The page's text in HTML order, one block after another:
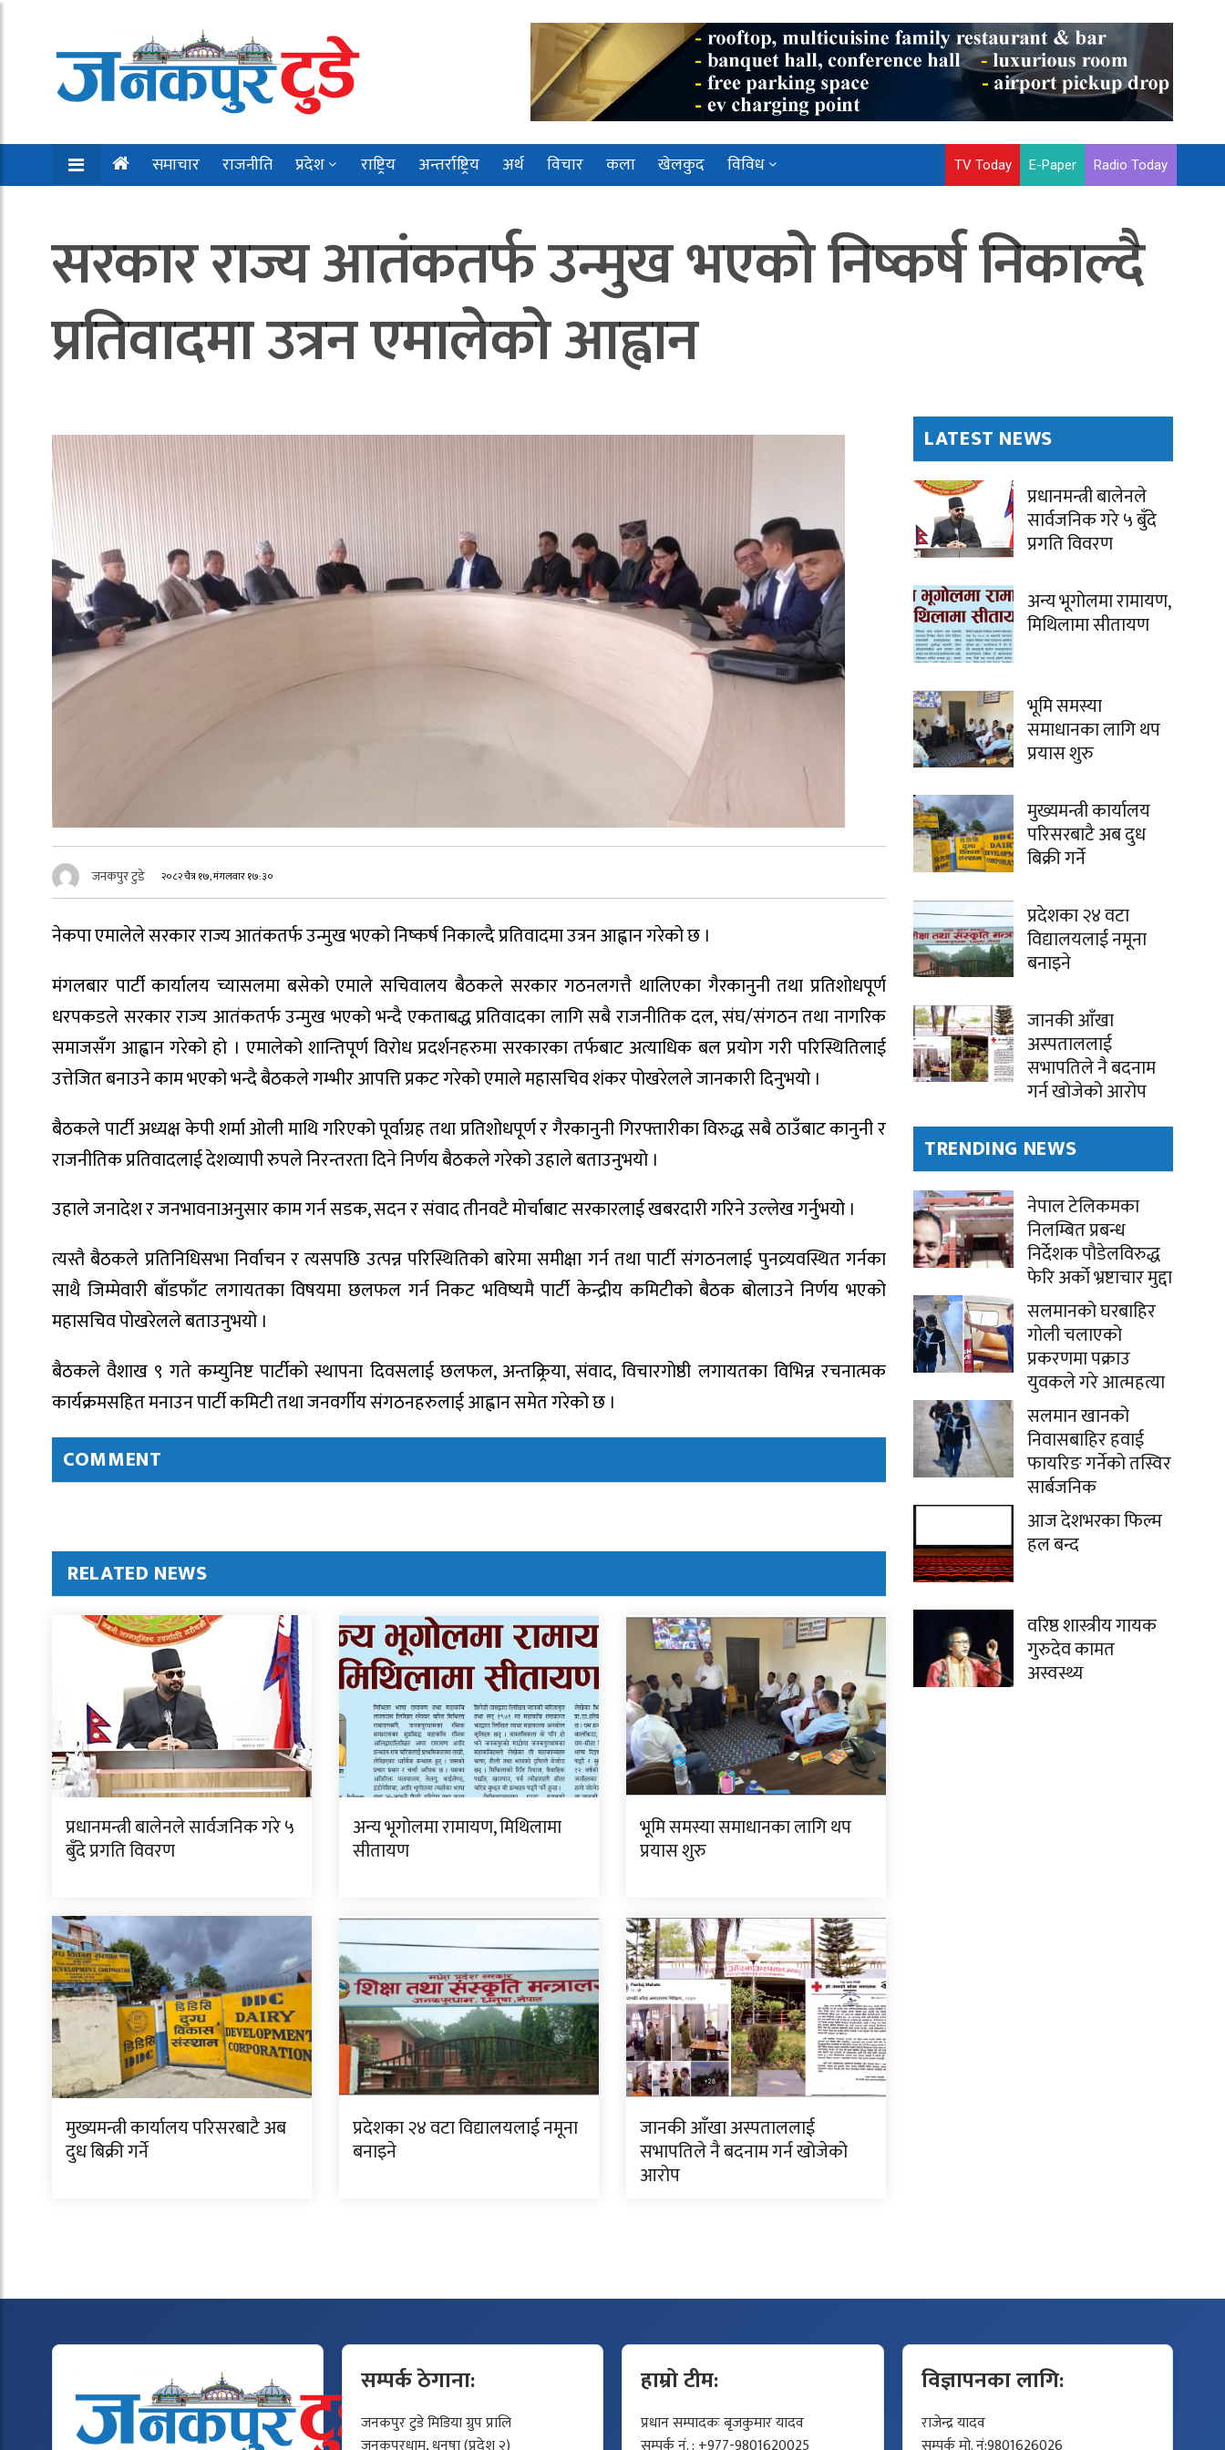
समाचार राजनीति प्रदेश राष्ट्रिय अन्तर्राष्ट्रिय अर्थ विचार कला खेलकुद विविध TV Today E-Paper Radio Today
सरकार राज्य आतंकतर्फ उन्मुख भएको निष्कर्ष निकाल्दै
प्रतिवादमा उत्रन एमालेको आह्वान
जनकपुर टुडे २०८२ चैत्र १७, मंगलवार १७:३०
नेकपा एमालेले सरकार राज्य आतंकतर्फ उन्मुख भएको निष्कर्ष निकाल्दै प्रतिवादमा उत्रन आह्वान गरेको छ ।
मंगलबार पार्टी कार्यालय च्यासलमा बसेको एमाले सचिवालय बैठकले सरकार गठनलगत्तै थालिएका गैरकानुनी तथा प्रतिशोधपूर्ण
धरपकडले सरकार राज्य आतंकतर्फ उन्मुख भएको भन्दै एकताबद्ध प्रतिवादका लागि सबै राजनीतिक दल, संघ/संगठन तथा नागरिक
समाजसँग आह्वान गरेको हो । एमालेको शान्तिपूर्ण विरोध प्रदर्शनहरुमा सरकारका तर्फबाट अत्याधिक बल प्रयोग गरी परिस्थितिलाई
उत्तेजित बनाउने काम भएको भन्दै बैठकले गम्भीर आपत्ति प्रकट गरेको एमाले महासचिव शंकर पोखरेलले जानकारी दिनुभयो ।
बैठकले पार्टी अध्यक्ष केपी शर्मा ओली माथि गरिएको पूर्वाग्रह तथा प्रतिशोधपूर्ण र गैरकानुनी गिरफ्तारीका विरुद्ध सबै ठाउँबाट कानुनी र
राजनीतिक प्रतिवादलाई देशव्यापी रुपले निरन्तरता दिने निर्णय बैठकले गरेको उहाले बताउनुभयो ।
उहाले जनादेश र जनभावनाअनुसार काम गर्न सडक, सदन र संवाद तीनवटै मोर्चाबाट सरकारलाई खबरदारी गरिने उल्लेख गर्नुभयो ।
त्यस्तै बैठकले प्रतिनिधिसभा निर्वाचन र त्यसपछि उत्पन्न परिस्थितिको बारेमा समीक्षा गर्न तथा पार्टी संगठनलाई पुनव्र्यवस्थित गर्नका
साथै जिम्मेवारी बाँडफाँट लगायतका विषयमा छलफल गर्न निकट भविष्यमै पार्टी केन्द्रीय कमिटीको बैठक बोलाउने निर्णय भएको
महासचिव पोखरेलले बताउनुभयो ।
बैठकले वैशाख ९ गते कम्युनिष्ट पार्टीको स्थापना दिवसलाई छलफल, अन्तक्र्रिया, संवाद, विचारगोष्ठी लगायतका विभिन्न रचनात्मक
कार्यक्रमसहित मनाउन पार्टी कमिटी तथा जनवर्गीय संगठनहरुलाई आह्वान समेत गरेको छ ।
COMMENT
RELATED NEWS
प्रधानमन्त्री बालेनले सार्वजनिक गरे ५
बुँदे प्रगति विवरण
अन्य भूगोलमा रामायण, मिथिलामा
सीतायण
भूमि समस्या समाधानका लागि थप
प्रयास शुरु
मुख्यमन्त्री कार्यालय परिसरबाटै अब
दुध बिक्री गर्ने
प्रदेशका २४ वटा विद्यालयलाई नमूना
बनाइने
जानकी आँखा अस्पताललाई
सभापतिले नै बदनाम गर्न खोजेको
आरोप
LATEST NEWS
प्रधानमन्त्री बालेनले
सार्वजनिक गरे ५ बुँदे
प्रगति विवरण
अन्य भूगोलमा रामायण,
मिथिलामा सीतायण
भूमि समस्या
समाधानका लागि थप
प्रयास शुरु
मुख्यमन्त्री कार्यालय
परिसरबाटै अब दुध
बिक्री गर्ने
प्रदेशका २४ वटा
विद्यालयलाई नमूना
बनाइने
जानकी आँखा
अस्पताललाई
सभापतिले नै बदनाम
गर्न खोजेको आरोप
TRENDING NEWS
नेपाल टेलिकमका
निलम्बित प्रबन्ध
निर्देशक पौडेलविरुद्ध
फेरि अर्को भ्रष्टाचार मुद्दा
सलमानको घरबाहिर
गोली चलाएको
प्रकरणमा पक्राउ
युवकले गरे आत्महत्या
सलमान खानको
निवासबाहिर हवाई
फायरिङ गर्नेको तस्विर
सार्बजनिक
आज देशभरका फिल्म
हल बन्द
वरिष्ठ शास्त्रीय गायक
गुरुदेव कामत
अस्वस्थ्य
सम्पर्क ठेगाना:
जनकपुर टुडे मिडिया ग्रुप प्रालि
हाम्रो टीम:
प्रधान सम्पादकः बृजकुमार यादव
विज्ञापनका लागि:
राजेन्द्र यादव